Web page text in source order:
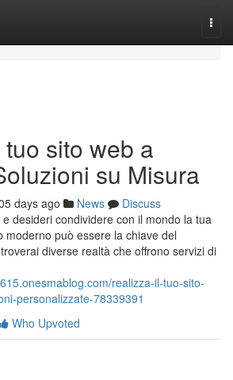
sito web a
su Misura
days ago News
Discuss
desideri condividere con il mondo la tua
moderno può essere la chiave del
diverse realtà che offrono servizi di
realizza-il-tuo-sito-
personalizzate-78339391
Who Upvoted